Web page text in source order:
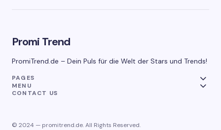
Promi Trend
PromiTrend.de – Dein Puls für die Welt der Stars und Trends!
PAGES
MENU
CONTACT US
© 2024 — promitrend.de. All Rights Reserved.